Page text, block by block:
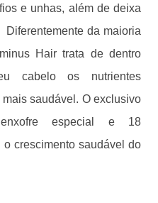
e unhas, além de deixa
Diferentemente da maioria
Hair trata de dentro
cabelo os nutrientes
saudável. O exclusivo
especial e 18
crescimento saudável do